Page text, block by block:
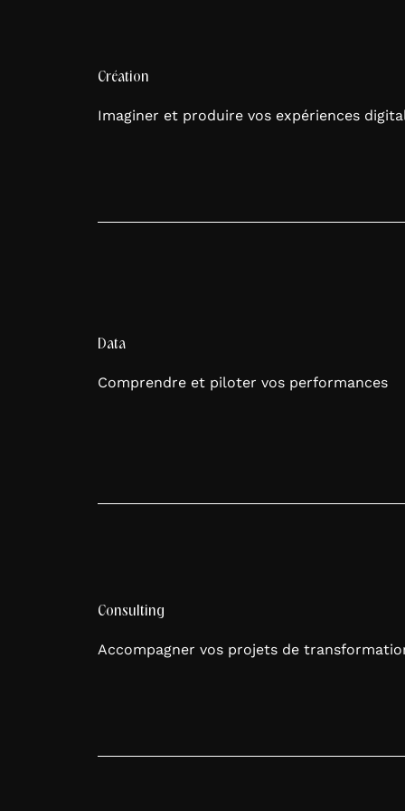
Création
Imaginer et produire vos expériences
Data
Comprendre et piloter vos performances
Consulting
Accompagner vos projets de